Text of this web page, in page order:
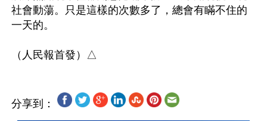
社會動蕩。只是這樣的次數多了，總會有瞞不住的
一天的。
分享到：